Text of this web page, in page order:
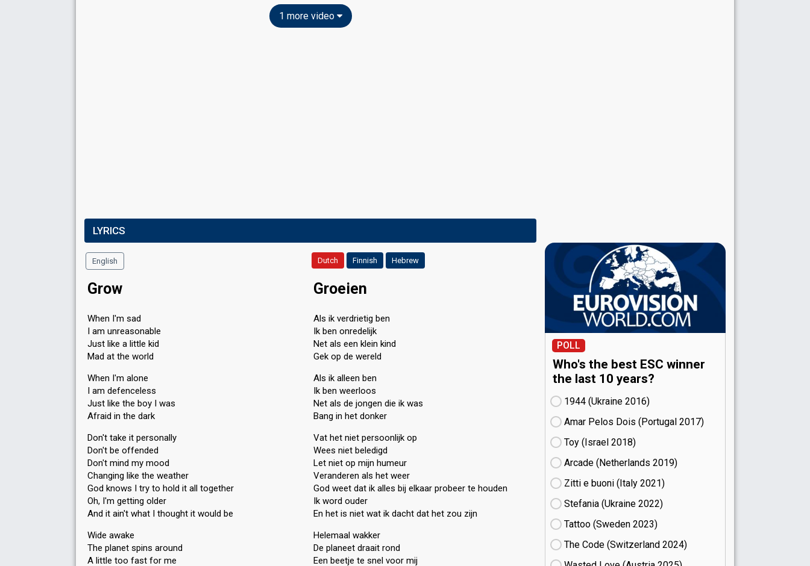
1 more video
LYRICS
English Dutch Finnish Hebrew
Grow
When I'm sad
I am unreasonable
Just like a little kid
Mad at the world
When I'm alone
I am defenceless
Just like the boy I was
Afraid in the dark
Don't take it personally
Don't be offended
Don't mind my mood
Changing like the weather
God knows I try to hold it all together
Oh, I'm getting older
And it ain't what I thought it would be
Wide awake
The planet spins around
A little too fast for me
Groeien
Als ik verdrietig ben
Ik ben onredelijk
Net als een klein kind
Gek op de wereld
Als ik alleen ben
Ik ben weerloos
Net als de jongen die ik was
Bang in het donker
Vat het niet persoonlijk op
Wees niet beledigd
Let niet op mijn humeur
Veranderen als het weer
God weet dat ik alles bij elkaar probeer te houden
Ik word ouder
En het is niet wat ik dacht dat het zou zijn
Helemaal wakker
De planeet draait rond
Een beetje te snel voor mij
POLL
Who's the best ESC winner
the last 10 years?
1944 (Ukraine
16)
Amar Pelos Dois (Portugal
17)
Toy (Israel
18)
Arcade (Netherlands
19)
Zitti e buoni​ (Italy
21)
Stefania (Ukraine
22)
Tattoo (Sweden
23)
The Code (Switzerland
24)